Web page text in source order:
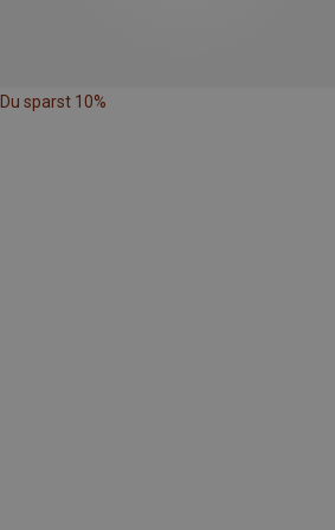
Du sparst 10%